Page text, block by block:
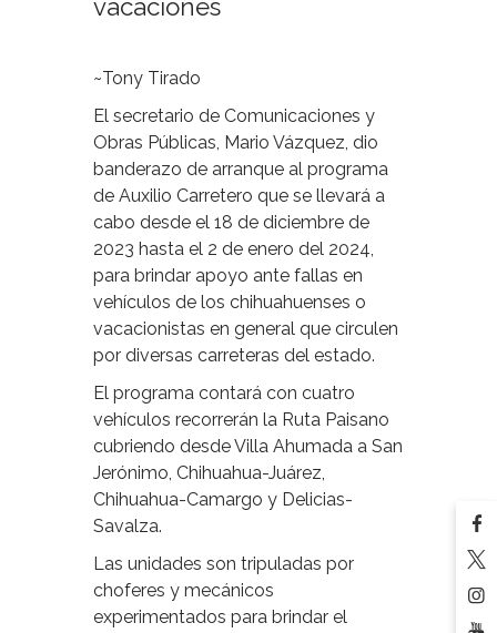
vacaciones
~Tony Tirado
El secretario de Comunicaciones y
Obras Públicas, Mario Vázquez, dio
banderazo de arranque al programa
de Auxilio Carretero que se llevará a
cabo desde el 18 de diciembre de
2023 hasta el 2 de enero del 2024,
para brindar apoyo ante fallas en
vehículos de los chihuahuenses o
vacacionistas en general que circulen
por diversas carreteras del estado.
El programa contará con cuatro
vehículos recorrerán la Ruta Paisano
cubriendo desde Villa Ahumada a San
Jerónimo, Chihuahua-Juárez,
Chihuahua-Camargo y Delicias-
Savalza.
Las unidades son tripuladas por
choferes y mecánicos
experimentados para brindar el